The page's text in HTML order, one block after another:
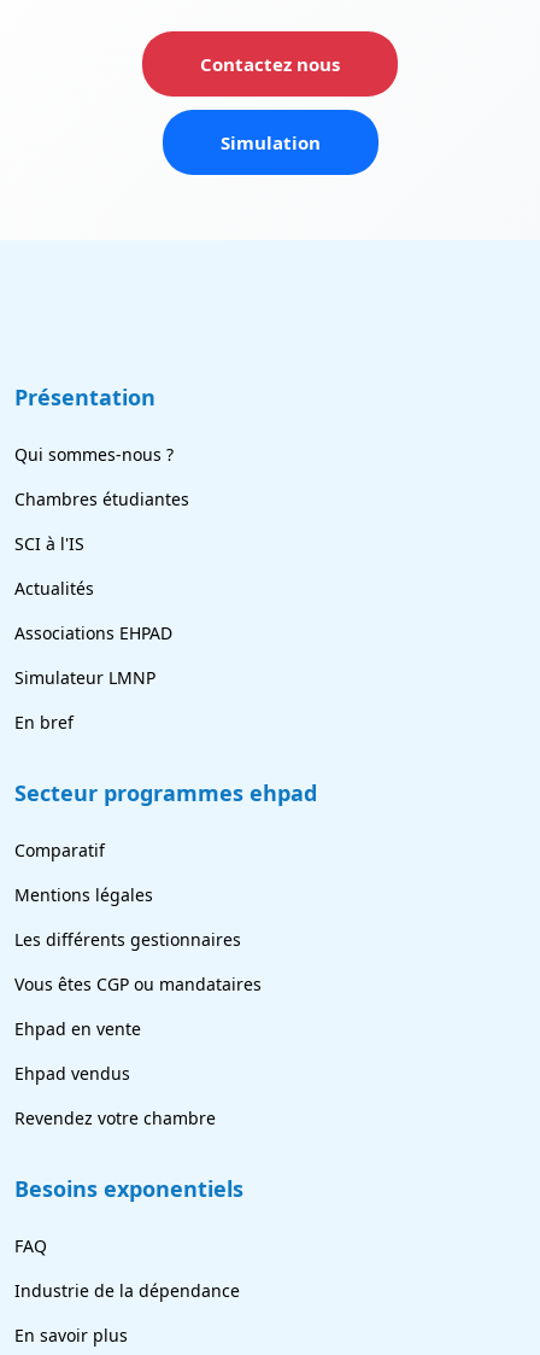
Contactez nous
Simulation
Présentation
Qui sommes-nous ?
Chambres étudiantes
SCI à l'IS
Actualités
Associations EHPAD
Simulateur LMNP
En bref
Secteur programmes ehpad
Comparatif
Mentions légales
Les différents gestionnaires
Vous êtes CGP ou mandataires
Ehpad en vente
Ehpad vendus
Revendez votre chambre
Besoins exponentiels
FAQ
Industrie de la dépendance
En savoir plus